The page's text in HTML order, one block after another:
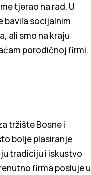
tjerao na rad. U
bavila socijalnim
ali smo na kraju
porodičnoj firmi.
tržište Bosne i
bolje plasiranje
tradiciju i iskustvo
firma posluje u